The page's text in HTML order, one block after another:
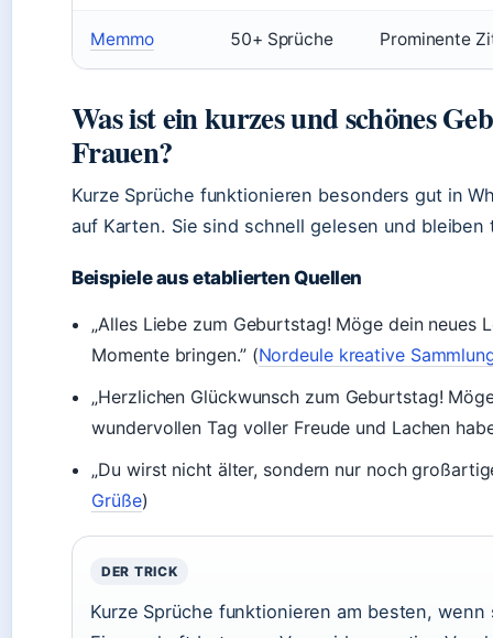
Memmo 50+ Sprüche Prominente
Was ist ein kurzes und schönes
Frauen?
Kurze Sprüche funktionieren besonders gut in
auf Karten. Sie sind schnell gelesen und
Beispiele aus etablierten Quellen
„Alles Liebe zum Geburtstag! Möge dein neues
Momente bringen.” (Nordeule kreative
„Herzlichen Glückwunsch zum Geburtstag!
wundervollen Tag voller Freude und Lachen
„Du wirst nicht älter, sondern nur noch
Grüße)
DER TRICK
Kurze Sprüche funktionieren am besten,